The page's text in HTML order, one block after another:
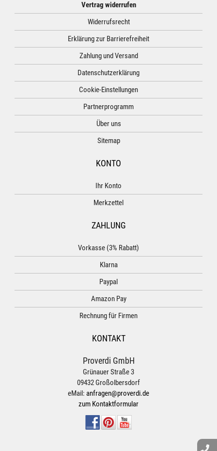
Vertrag widerrufen
Widerrufsrecht
Erklärung zur Barrierefreiheit
Zahlung und Versand
Datenschutzerklärung
Cookie-Einstellungen
Partnerprogramm
Über uns
Sitemap
KONTO
Ihr Konto
Merkzettel
ZAHLUNG
Vorkasse (3% Rabatt)
Klarna
Paypal
Amazon Pay
Rechnung für Firmen
KONTAKT
Proverdi GmbH
Grünauer Straße 3
09432 Großolbersdorf
eMail: anfragen@proverdi.de
zum Kontaktformular